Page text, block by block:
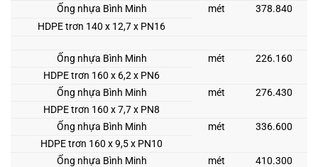
Ống nhựa Bình Minh
mét
378.840
HDPE trơn 140 x 12,7 x PN16
Ống nhựa Bình Minh mét
226.160
HDPE trơn 160 x 6,2 x PN6
Ống nhựa Bình Minh
mét
276.430
HDPE trơn 160 x 7,7 x PN8
Ống nhựa Bình Minh
mét
336.600
HDPE trơn 160 x 9,5 x PN10
Ống nhựa Bình Minh
mét
410.300